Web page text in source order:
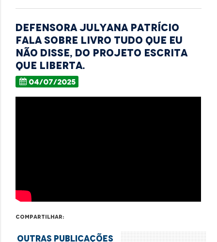
Defensora Julyana Patrício
fala sobre livro Tudo Que Eu
Não Disse, do projeto Escrita
que Liberta.
04/07/2025
Compartilhar:
Outras Publicações